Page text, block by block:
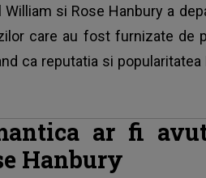
si Rose Hanbury a
care au fost furnizate de
ca reputatia si popularitatea
ar fi
Hanbury